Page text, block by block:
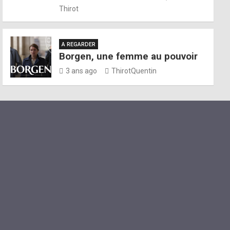
Thirot
A REGARDER
Borgen, une femme au pouvoir
3 ans ago ThirotQuentin